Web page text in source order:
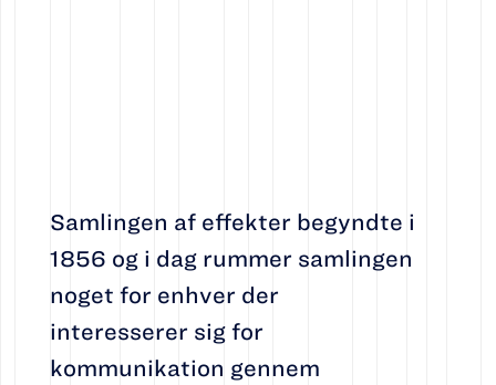
Samlingen af effekter begyndte i
1856 og i dag rummer samlingen
noget for enhver der
interesserer sig for
kommunikation gennem